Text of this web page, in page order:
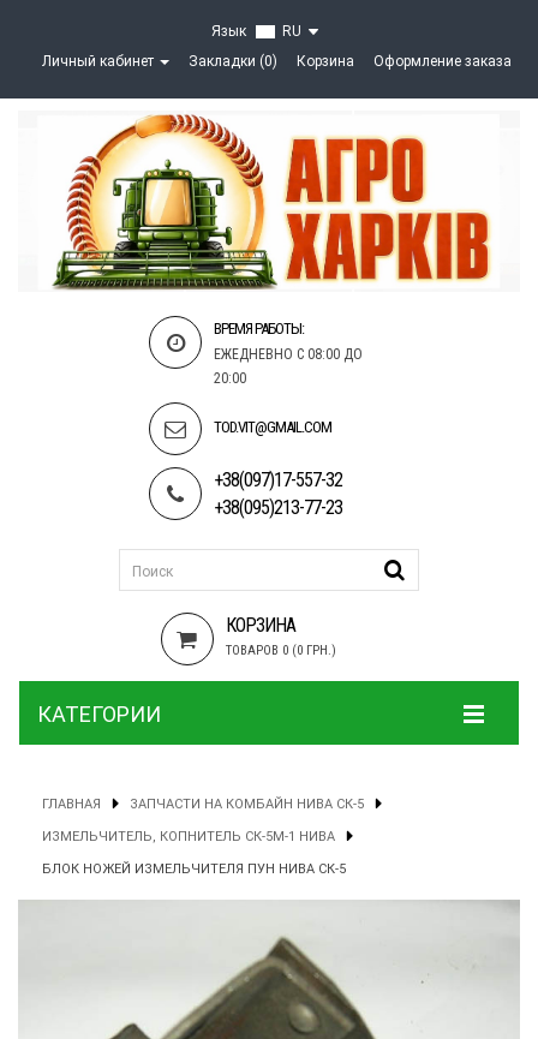
Язык
RU
Личный кабинет
Закладки (0) Корзина Оформление заказа
ВРЕМЯ РАБОТЫ:
ЕЖЕДНЕВНО С 08:00 ДО
20:00
TOD.VIT@GMAIL.COM
+38(097)17-557-32
+38(095)213-77-23
КОРЗИНА
ТОВАРОВ 0 (0 ГРН.)
КАТЕГОРИИ
ГЛАВНАЯ ЗАПЧАСТИ НА КОМБАЙН НИВА СК-5
ИЗМЕЛЬЧИТЕЛЬ, КОПНИТЕЛЬ СК-5М-1 НИВА
БЛОК НОЖЕЙ ИЗМЕЛЬЧИТЕЛЯ ПУН НИВА СК-5